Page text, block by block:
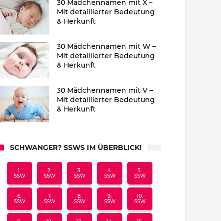
30 Mädchennamen mit X –
Mit detaillierter Bedeutung
& Herkunft
30 Mädchennamen mit W –
Mit detaillierter Bedeutung
& Herkunft
30 Mädchennamen mit V –
Mit detaillierter Bedeutung
& Herkunft
SCHWANGER? SSWS IM ÜBERBLICK!
1.
SSW
2.
SSW
3.
SSW
4.
SSW
5.
SSW
6.
SSW
7.
SSW
8.
SSW
9.
SSW
10.
SSW